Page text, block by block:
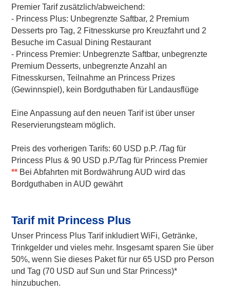
Premier Tarif zusätzlich/abweichend:
- Princess Plus: Unbegrenzte Saftbar, 2 Premium
Desserts pro Tag, 2 Fitnesskurse pro Kreuzfahrt und 2
Besuche im Casual Dining Restaurant
- Princess Premier: Unbegrenzte Saftbar, unbegrenzte
Premium Desserts, unbegrenzte Anzahl an
Fitnesskursen, Teilnahme an Princess Prizes
(Gewinnspiel), kein Bordguthaben für Landausflüge
Eine Anpassung auf den neuen Tarif ist über unser
Reservierungsteam möglich.
Preis des vorherigen Tarifs: 60 USD p.P. /Tag für
Princess Plus & 90 USD p.P./Tag für Princess Premier
** Bei Abfahrten mit Bordwährung AUD wird das
Bordguthaben in AUD gewährt
Tarif mit Princess Plus
Unser Princess Plus Tarif inkludiert WiFi, Getränke,
Trinkgelder und vieles mehr. Insgesamt sparen Sie über
50%, wenn Sie dieses Paket für nur 65 USD pro Person
und Tag (70 USD auf Sun und Star Princess)*
hinzubuchen.